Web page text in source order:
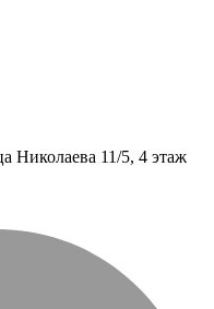
Николаева 11/5, 4 этаж